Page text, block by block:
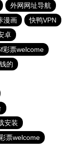
外网网址导航
漫画
快鸭VPN
卓
彩票welcome
的
安装
票welcome